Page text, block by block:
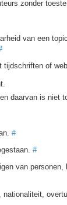
zonder
van een
tijdschriften of
daarvan is niet
#
#
van